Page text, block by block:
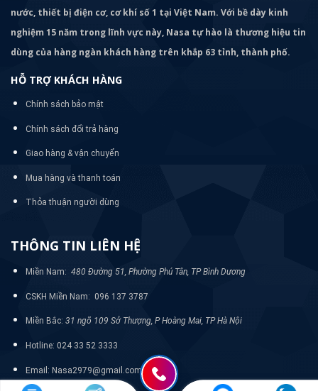
nước, thiết bị điện cơ, cơ khí số 1 tại Việt Nam. Với bề dày kinh
nghiệm 15 năm trong lĩnh vực này, Nasa tự hào là thương hiệu tin
dùng của hàng ngàn khách hàng trên khắp 63 tỉnh, thành phố.
HỖ TRỢ KHÁCH HÀNG
Chính sách bảo mật
Chính sách đổi trả hàng
Giao hàng & vận chuyển
Mua hàng và thanh toán
Thỏa thuận người dùng
THÔNG TIN LIÊN HỆ
Miền Nam: 480 Đường 51, Phường Phú Tân, TP Bình Dương
CSKH Miền Nam: 096 137 3787
Miền Bắc: 31 ngõ 109 Sở Thượng, P Hoàng Mai, TP Hà Nội
Hotline: 024 33 52 3333
Email: Nasa2979@gmail.com